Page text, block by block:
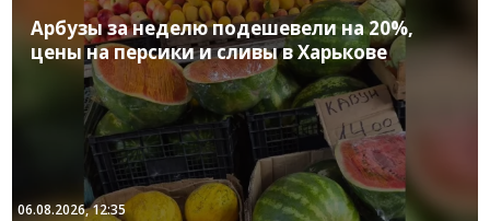
Арбузы за неделю подешевели на 20%,
цены на персики и сливы в Харькове
06.08.2026, 12:35